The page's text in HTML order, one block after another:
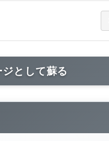
として蘇る